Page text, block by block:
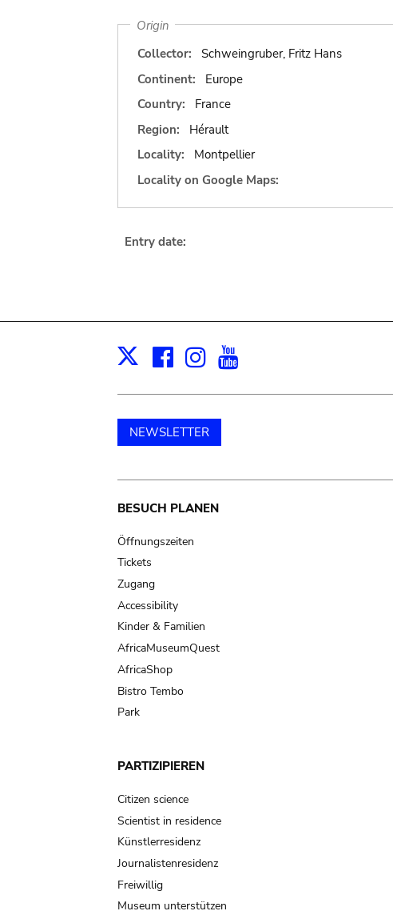
Origin
Collector:
Schweingruber, Fritz Hans
Continent:
Europe
Country:
France
Region:
Hérault
Locality:
Montpellier
Locality on Google Maps:
Entry date:
X Facebook
Instagram
NEWSLETTER
Main
navigation
BESUCH PLANEN
Öffnungszeiten
Tickets
Zugang
Accessibility
Kinder & Familien
AfricaMuseumQuest
AfricaShop
Bistro Tembo
Park
PARTIZIPIEREN
Citizen science
Scientist in residence
Künstlerresidenz
Journalistenresidenz
Freiwillig
Museum unterstützen